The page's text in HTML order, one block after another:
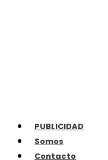
PUBLICIDAD
Somos
Contacto